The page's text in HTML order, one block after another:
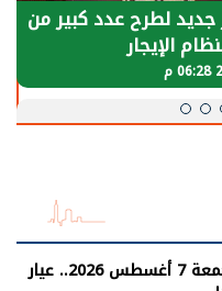
لطرح عدد كبير من
الإيجار
سعر الذهب اليوم الجمعة 7 أغسطس 2026.. عيار